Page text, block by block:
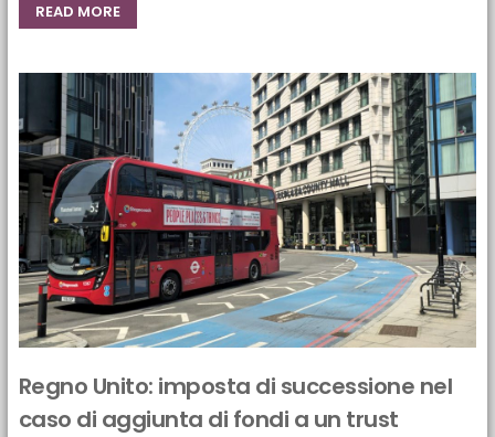
READ MORE
Regno Unito: imposta di successione nel
caso di aggiunta di fondi a un trust